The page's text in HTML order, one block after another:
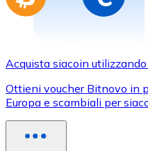
Acquista siacoin
Ottieni voucher Bitnovo in
Europa e scambiali per